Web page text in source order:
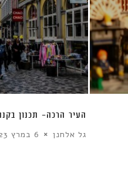
העיר הרכה- תכנון
גל אלחנן 6 במרץ 2023